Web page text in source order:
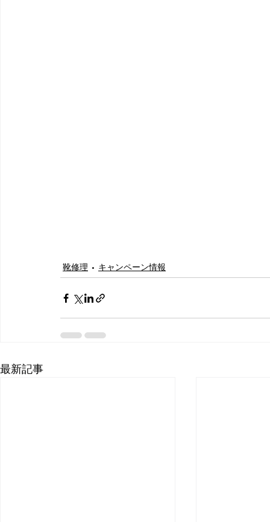
靴修理 キャンペーン情報
最新記事